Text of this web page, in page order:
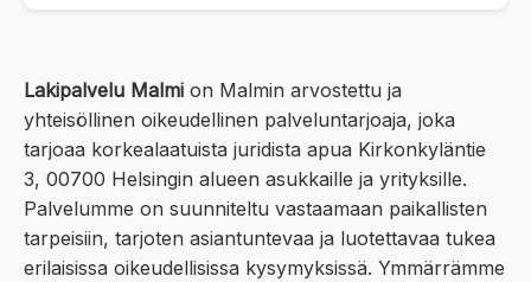
Lakipalvelu Malmi on Malmin arvostettu ja
yhteisöllinen oikeudellinen palveluntarjoaja, joka
tarjoaa korkealaatuista juridista apua Kirkonkyläntie
3, 00700 Helsingin alueen asukkaille ja yrityksille.
Palvelumme on suunniteltu vastaamaan paikallisten
tarpeisiin, tarjoten asiantuntevaa ja luotettavaa tukea
erilaisissa oikeudellisissa kysymyksissä. Ymmärrämme